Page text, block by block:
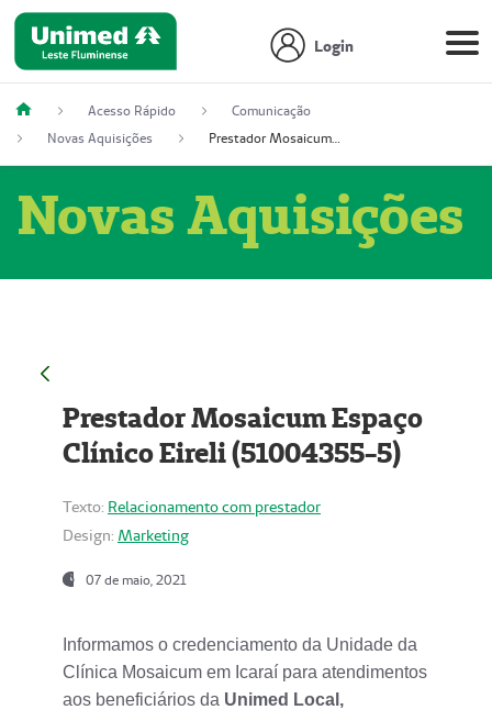
Login
Acesso Rápido
Comunicação
Novas Aquisições
Prestador Mosaicum Espaço Clínico Eireli (51004355-5)
Novas Aquisições
Prestador Mosaicum Espaço
Clínico Eireli (51004355-5)
Texto: Relacionamento com prestador
Design: Marketing
07 de maio, 2021
Informamos o credenciamento da Unidade da
Clínica Mosaicum em Icaraí para atendimentos
aos beneficiários da Unimed Local,